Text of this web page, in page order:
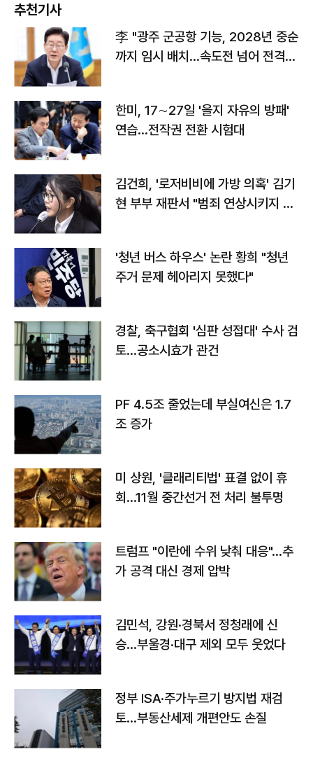
추천기사
李 "광주 군공항 기능, 2028년 중순
까지 임시 배치…속도전 넘어 전격
한미, 17∼27일 '을지 자유의 방패'
연습…전작권 전환 시험대
김건희, '로저비비에 가방 의혹' 김기
현 부부 재판서 "범죄 연상시키지 말
'청년 버스 하우스' 논란 황희 "청년
주거 문제 헤아리지 못했다"
경찰, 축구협회 '심판 성접대' 수사 검
토…공소시효가 관건
PF 4.5조 줄었는데 부실여신은 1.7
조 증가
미 상원, '클래리티법' 표결 없이 휴
회…11월 중간선거 전 처리 불투명
트럼프 "이란에 수위 낮춰 대응"…추
가 공격 대신 경제 압박
김민석, 강원·경북서 정청래에 신
승…부울경·대구 제외 모두 웃었다
정부 ISA·주가누르기 방지법 재검
토…부동산세제 개편안도 손질